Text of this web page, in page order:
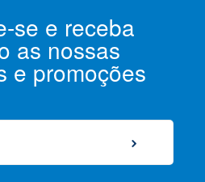
se e receba
as nossas
e promoções